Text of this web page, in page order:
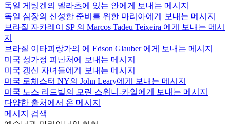
독일 게팅겐의 멜라츠에 있는 안에게 보내는 메시지
독일 심장의 신성한 준비를 위한 마리아에게 보내는 메시지
브라질 자카레이 SP 의 Marcos Tadeu Teixeira 에게 보내는 메시
지
브라질 이타피랑가의 에 Edson Glauber 에게 보내는 메시지
미국 성가정 피난처에 보내는 메시지
미국 갱신 자녀들에게 보내는 메시지
미국 로체스터 NY의 John Leary에게 보내는 메시지
미국 노스 리드빌의 모린 스위니-카일에게 보내는 메시지
다양한 출처에서 온 메시지
메시지 검색